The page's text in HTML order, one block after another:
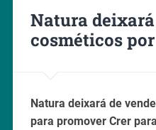
Natura
cosméticos
Natura deixará de
para promover Crer